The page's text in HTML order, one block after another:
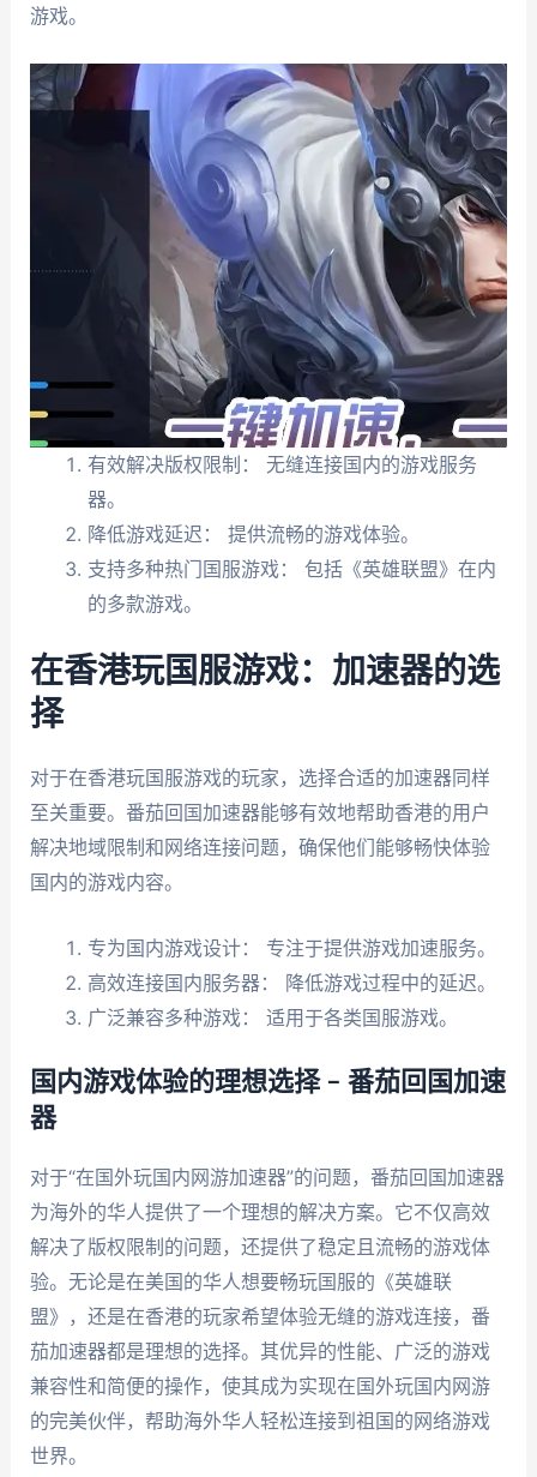
游戏。
有效解决版权限制： 无缝连接国内的游戏服务
器。
降低游戏延迟： 提供流畅的游戏体验。
支持多种热门国服游戏： 包括《英雄联盟》在内
的多款游戏。
在香港玩国服游戏：加速器的选
择
对于在香港玩国服游戏的玩家，选择合适的加速器同样
至关重要。番茄回国加速器能够有效地帮助香港的用户
解决地域限制和网络连接问题，确保他们能够畅快体验
国内的游戏内容。
专为国内游戏设计： 专注于提供游戏加速服务。
高效连接国内服务器： 降低游戏过程中的延迟。
广泛兼容多种游戏： 适用于各类国服游戏。
国内游戏体验的理想选择 – 番茄回国加速
器
对于“在国外玩国内网游加速器”的问题，番茄回国加速器
为海外的华人提供了一个理想的解决方案。它不仅高效
解决了版权限制的问题，还提供了稳定且流畅的游戏体
验。无论是在美国的华人想要畅玩国服的《英雄联
盟》，还是在香港的玩家希望体验无缝的游戏连接，番
茄加速器都是理想的选择。其优异的性能、广泛的游戏
兼容性和简便的操作，使其成为实现在国外玩国内网游
的完美伙伴，帮助海外华人轻松连接到祖国的网络游戏
世界。